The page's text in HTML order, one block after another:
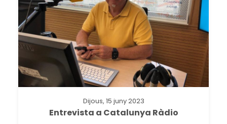
Dijous, 15 juny 2023
Entrevista a Catalunya Ràdio